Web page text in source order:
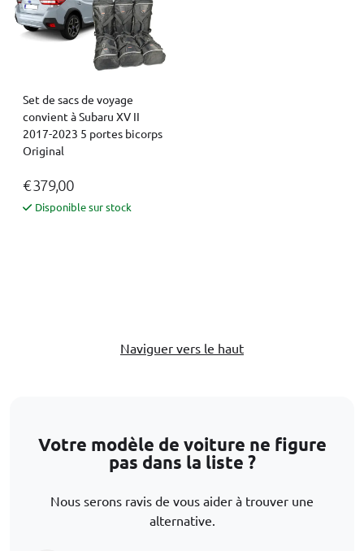
Set de sacs de voyage
convient à Subaru XV II
2017-2023 5 portes bicorps
Original
€ 379,00
Disponible sur stock
Naviguer vers le haut
Votre modèle de voiture ne figure
pas dans la liste ?
Nous serons ravis de vous aider à trouver une
alternative.